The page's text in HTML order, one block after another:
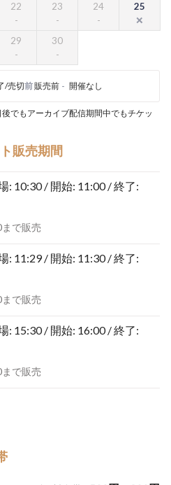
22 23 24 25
29 30
/売切前販売前 - 開催なし
でもアーカイブ配信期間中でもチケッ
販売期間
: 10:30 / 開始: 11:00 / 終了:
で販売
: 11:29 / 開始: 11:30 / 終了:
で販売
: 15:30 / 開始: 16:00 / 終了:
で販売